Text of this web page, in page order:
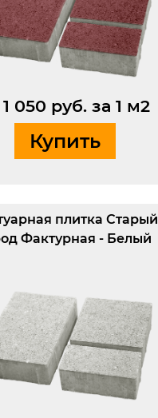
1 050 руб. за 1 м2
Купить
плитка Старый
Фактурная - Белый